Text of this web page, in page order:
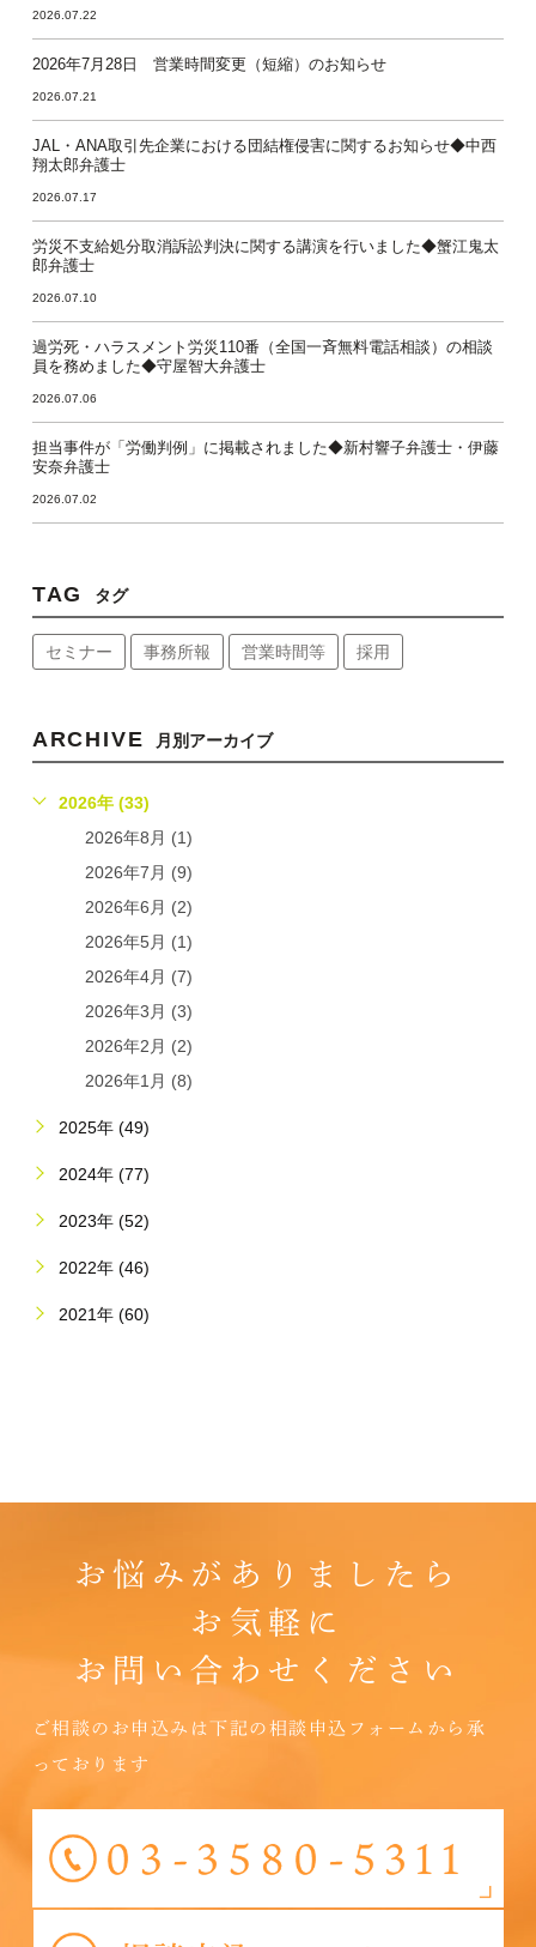
2026.07.22
2026年7月28日 営業時間変更（短縮）のお知らせ
2026.07.21
JAL・ANA取引先企業における団結権侵害に関するお知らせ◆中西
翔太郎弁護士
2026.07.17
労災不支給処分取消訴訟判決に関する講演を行いました◆蟹江鬼太
郎弁護士
2026.07.10
過労死・ハラスメント労災110番（全国一斉無料電話相談）の相談
員を務めました◆守屋智大弁護士
2026.07.06
担当事件が「労働判例」に掲載されました◆新村響子弁護士・伊藤
安奈弁護士
2026.07.02
TAG タグ
セミナー 事務所報 営業時間等 採用
ARCHIVE 月別アーカイブ
2026年 (33)
2026年8月 (1)
2026年7月 (9)
2026年6月 (2)
2026年5月 (1)
2026年4月 (7)
2026年3月 (3)
2026年2月 (2)
2026年1月 (8)
2025年 (49)
2024年 (77)
2023年 (52)
2022年 (46)
2021年 (60)
お悩みがありましたら
お気軽に
お問い合わせください
ご相談のお申込みは下記の相談申込フォームから承
っております